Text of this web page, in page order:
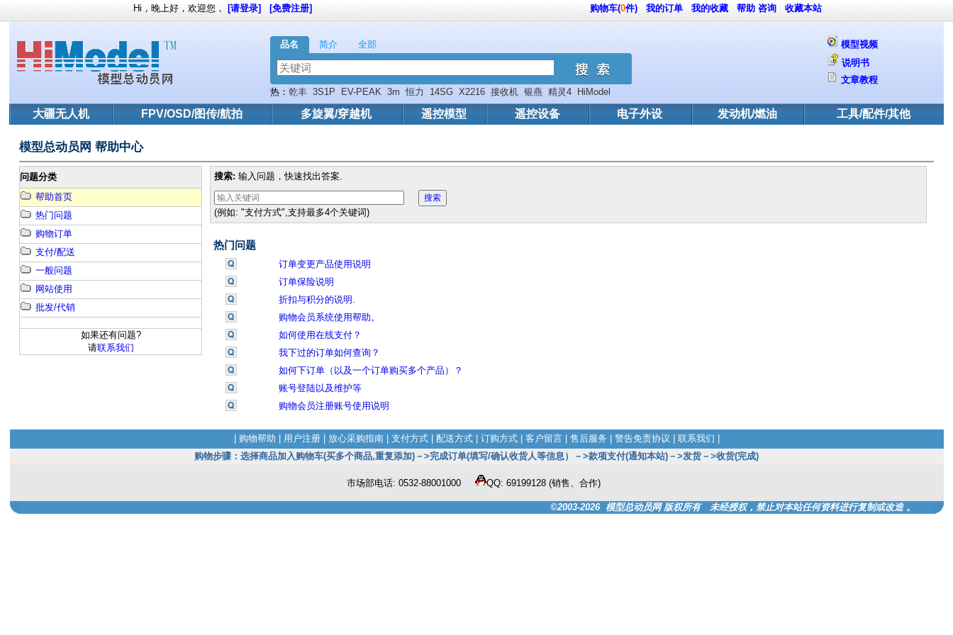
品名 简介 全部
热： 乾丰 3S1P EV-PEAK 3m 恒力 14SG X2216 接收机 银燕 精灵4
HiModel
72MHz
模型视频
说明书
文章教程
大疆无人机 FPV/OSD/图传/航拍 多旋翼/穿越机 遥控模型 遥控设备 电子外设 发动机/燃油 工具/配件/其他
Hi，晚上好，欢迎您， [请登录] [免费注册] 购物车(0件) 我的订单 我的收藏 帮助 咨询 收藏本站
模型总动员网 帮助中心
问题分类
帮助首页
热门问题
购物订单
支付/配送
一般问题
网站使用
批发/代销
如果还有问题?
请联系我们
搜索: 输入问题，快速找出答案.
(例如: "支付方式",支持最多4个关键词)
热门问题
订单变更产品使用说明
订单保险说明
折扣与积分的说明.
购物会员系统使用帮助。
如何使用在线支付？
我下过的订单如何查询？
如何下订单（以及一个订单购买多个产品）？
账号登陆以及维护等
购物会员注册账号使用说明
购物帮助 用户注册 放心采购指南 支付方式 配送方式 订购方式 客户留言 售后服务 警告免责协议 联系我们
购物步骤：选择商品加入购物车(买多个商品,重复添加)－>完成订单(填写/确认收货人等信息）－>款项支付(通知本站)－>发货－>收货(完成)
市场部电话: 0532-88001000 QQ: 69199128 (销售、合作)
©2003-2026 模型总动员网版权所有 未经授权，禁止对本站任何资料进行复制或改造 。